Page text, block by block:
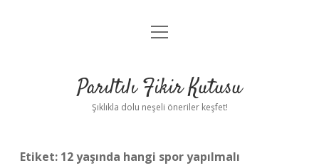
Anasayfa
Yasal Uyarı
menüyü
Parıltılı Fikir Kutusu
Şıklıkla dolu neşeli öneriler keşfet!
Etiket: 12 yaşında hangi spor yapılmalı